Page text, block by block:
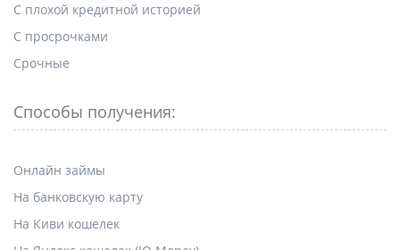
С плохой кредитной историей
С просрочками
Срочные
Способы получения:
Онлайн займы
На банковскую карту
На Киви кошелек